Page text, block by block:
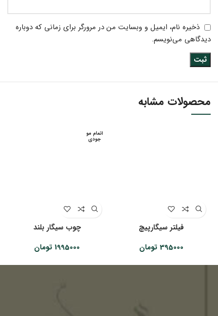
ذخیره نام، ایمیل و وبسایت من در مرورگر برای زمانی که دوباره
دیدگاهی می‌نویسم.
محصولات مشابه
فیلتر سیگارپیچ
395000 تومان
اتمام مو
جودی
چوب سیگار بلند
1995000 تومان